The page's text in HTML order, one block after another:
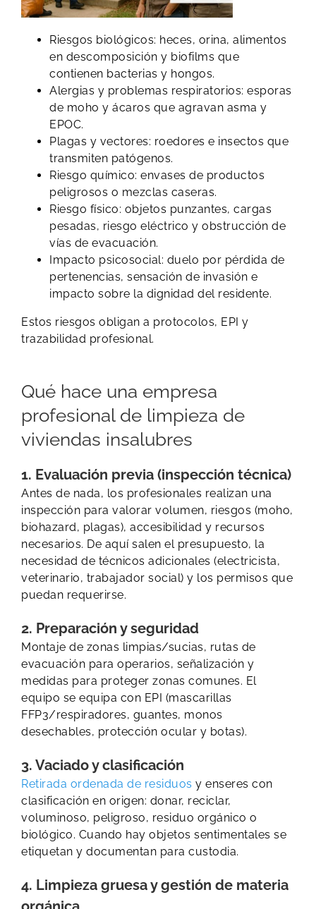
Riesgos biológicos: heces, orina, alimentos
en descomposición y biofilms que
contienen bacterias y hongos.
Alergias y problemas respiratorios: esporas
de moho y ácaros que agravan asma y
EPOC.
Plagas y vectores: roedores e insectos que
transmiten patógenos.
Riesgo químico: envases de productos
peligrosos o mezclas caseras.
Riesgo físico: objetos punzantes, cargas
pesadas, riesgo eléctrico y obstrucción de
vías de evacuación.
Impacto psicosocial: duelo por pérdida de
pertenencias, sensación de invasión e
impacto sobre la dignidad del residente.
Estos riesgos obligan a protocolos, EPI y
trazabilidad profesional.
Qué hace una empresa
profesional de limpieza de
viviendas insalubres
1. Evaluación previa (inspección técnica)
Antes de nada, los profesionales realizan una
inspección para valorar volumen, riesgos (moho,
biohazard, plagas), accesibilidad y recursos
necesarios. De aquí salen el presupuesto, la
necesidad de técnicos adicionales (electricista,
veterinario, trabajador social) y los permisos que
puedan requerirse.
2. Preparación y seguridad
Montaje de zonas limpias/sucias, rutas de
evacuación para operarios, señalización y
medidas para proteger zonas comunes. El
equipo se equipa con EPI (mascarillas
FFP3/respiradores, guantes, monos
desechables, protección ocular y botas).
3. Vaciado y clasificación
Retirada ordenada de residuos y enseres con
clasificación en origen: donar, reciclar,
voluminoso, peligroso, residuo orgánico o
biológico. Cuando hay objetos sentimentales se
etiquetan y documentan para custodia.
4. Limpieza gruesa y gestión de materia